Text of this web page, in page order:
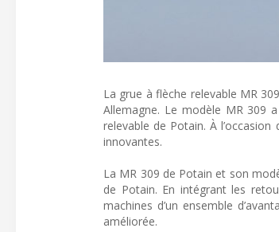
La grue à flèche relevable MR
Allemagne. Le modèle MR 309
relevable de Potain. À
innovantes.
La MR 309 de Potain et son
de Potain. En intégrant les
machines d’un ensemble
améliorée.